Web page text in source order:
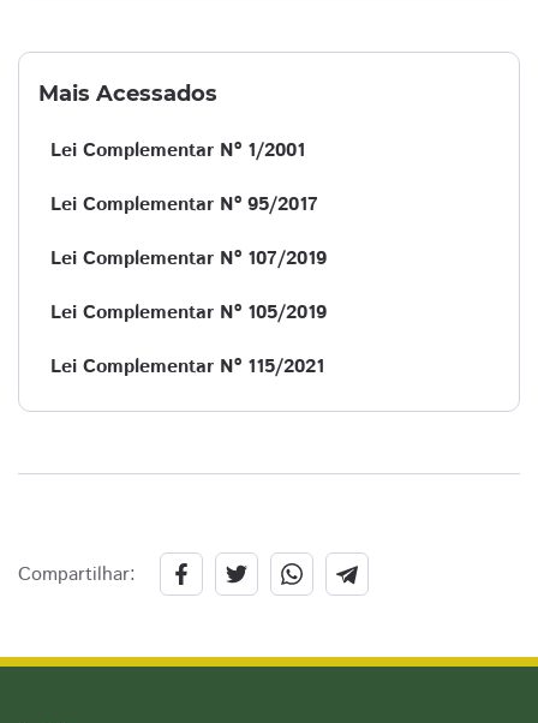
Mais Acessados
Lei Complementar Nº 1/2001
Lei Complementar Nº 95/2017
Lei Complementar Nº 107/2019
Lei Complementar Nº 105/2019
Lei Complementar Nº 115/2021
Compartilhar: